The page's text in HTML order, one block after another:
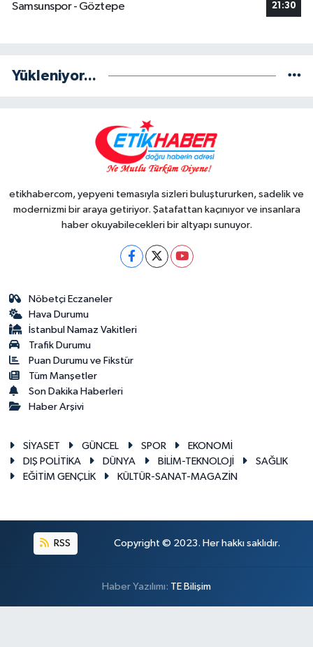
Samsunspor - Göztepe
21:30
Yükleniyor...
etikhabercom, yepyeni temasıyla sizleri buluştururken, sadelik ve
modernizmi bir araya getiriyor. Şatafattan kaçınıyor ve insanlara
haber okuyabilecekleri bir altyapı sunuyor.
Nöbetçi Eczaneler
Hava Durumu
İstanbul Namaz Vakitleri
Trafik Durumu
Puan Durumu ve Fikstür
Tüm Manşetler
Son Dakika Haberleri
Haber Arşivi
SİYASET GÜNCEL SPOR
EKONOMİ
DIŞ POLİTİKA
DÜNYA BİLİM-TEKNOLOJİ
SAĞLIK
EĞİTİM GENÇLİK
KÜLTÜR-SANAT-MAGAZİN
RSS Copyright © 2023. Her hakkı saklıdır.
Haber Yazılımı: TE Bilişim